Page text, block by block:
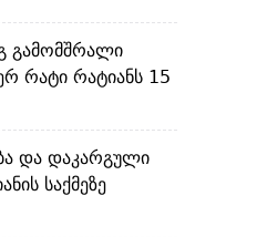
გამომშრალი
რატი რატიანს 15
და დაკარგული
საქმეზე